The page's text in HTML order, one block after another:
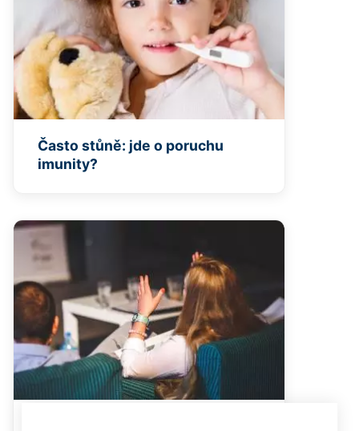
Často stůně: jde o poruchu
imunity?